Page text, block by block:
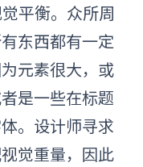
平衡。众所周
东西都有一定
元素很大，或
是一些在标题
。设计师寻求
觉重量，因此